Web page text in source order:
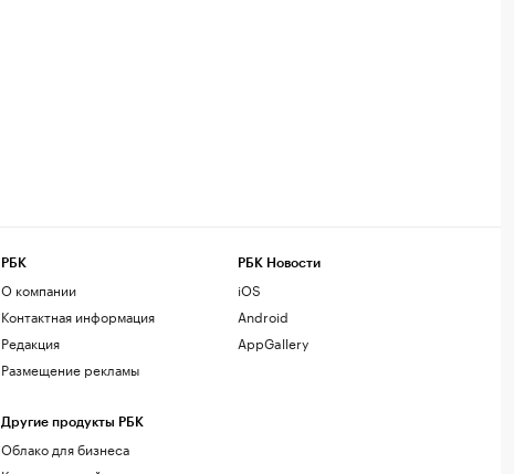
РБК
О компании
Контактная информация
Редакция
Размещение рекламы
Другие продукты РБК
Облако для бизнеса
РБК Новости
iOS
Android
AppGallery